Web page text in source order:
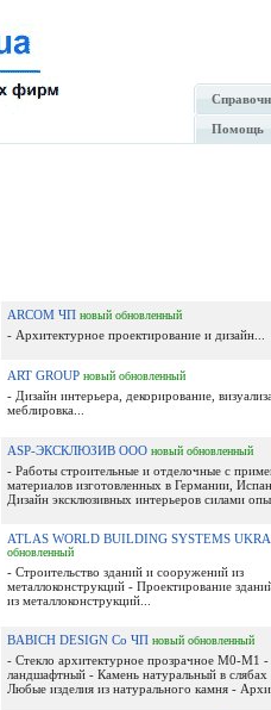
Помощь
ARCOM ЧП новый обновленный
- Архитектурное проектирование и дизайн...
ART GROUP новый обновленный
- Дизайн интерьера, декорирование,
меблировка...
ASP-ЭКСКЛЮЗИВ ООО новый обновленный
- Работы строительные и отделочные с
материалов изготовленных в Германии,
Дизайн эксклюзивных интерьеров силами
ATLAS WORLD BUILDING SYSTEMS
обновленный
- Строительство зданий и сооружений из
металлоконструкций - Проектирование
из металлоконструкций...
BABICH DESIGN Co ЧП новый обновленный
- Стекло архитектурное прозрачное М0-М1 -
ландшафтный - Камень натуральный в слябах
Любые изделия из натурального камня -